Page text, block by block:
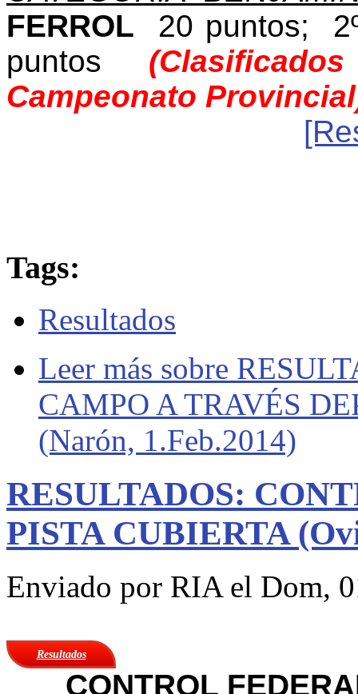
FERROL 20 puntos;
puntos
Campeonato
Tags:
Resultados
Leer más sobre
CAMPO A TRAVÉS
(Narón, 1.Feb.2014)
RESULTADOS:
PISTA CUBIERTA
Enviado por RIAel Dom,
Resultados
CONTROL